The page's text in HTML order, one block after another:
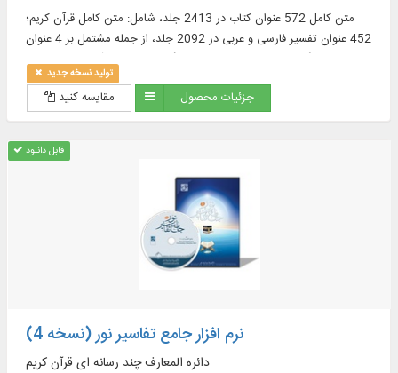
متن کامل 572 عنوان کتاب در 2413 جلد، شامل: متن کامل قرآن کریم؛
452 عنوان تفسیر فارسی و عربی در 2092 جلد، از جمله مشتمل بر 4 عنوان
تولید نسخه جدید
مقایسه کنید جزئیات محصول
قابل دانلود
نرم افزار جامع تفاسیر نور (نسخه 4)
دائره المعارف چند رسانه ای قرآن کریم